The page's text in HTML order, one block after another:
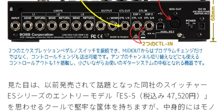
見た目は、以前発売されて話題となった同社のスイッチャー
ESシリーズのエントリーモデル「ES-5（税込み 47,520円）」
を思わせるクールで堅牢な筐体を持ちますが、中身的にはモノ